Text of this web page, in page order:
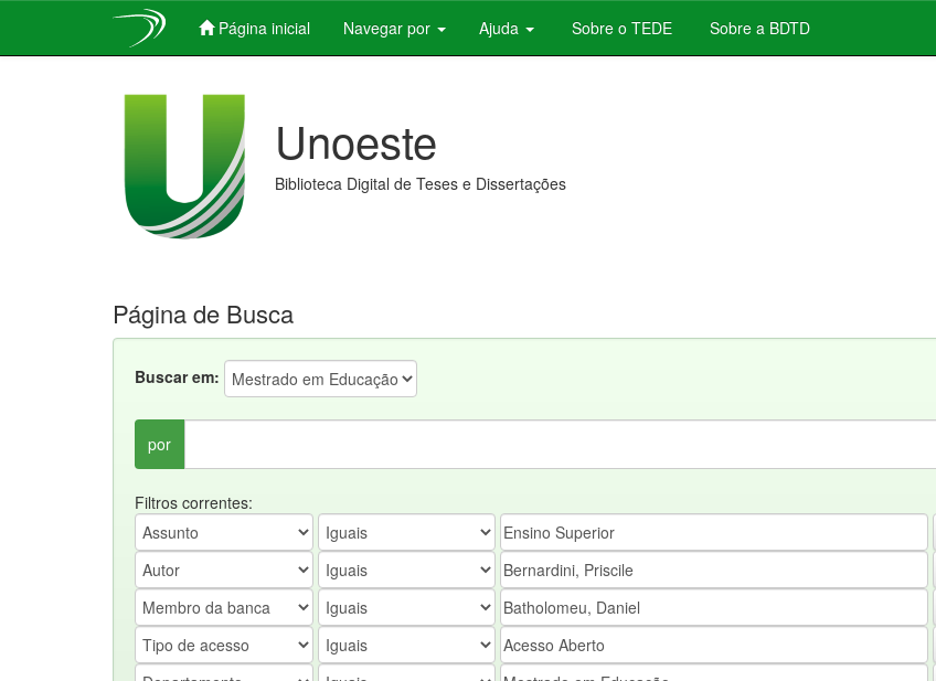
Página inicial Navegar por Ajuda Sobre o TEDE Sobre a BDTD
Unoeste
Biblioteca Digital de Teses e Dissertações
Página de Busca
Buscar em:
por
Filtros correntes: